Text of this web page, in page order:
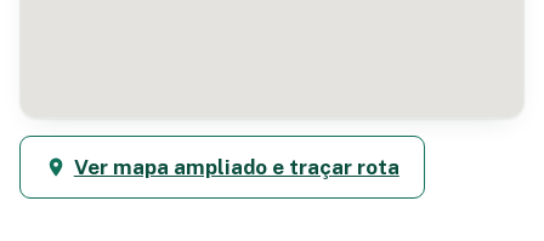
Ver mapa ampliado e traçar rota